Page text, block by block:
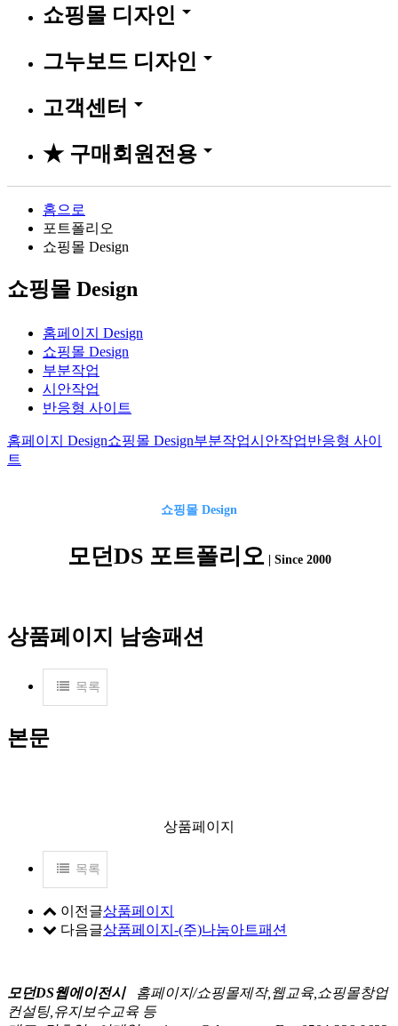
쇼핑몰 디자인 arrow_drop_down
그누보드 디자인 arrow_drop_down
고객센터 arrow_drop_down
★ 구매회원전용 arrow_drop_down
홈으로
포트폴리오
쇼핑몰 Design
쇼핑몰 Design
홈페이지 Design
쇼핑몰 Design
부분작업
시안작업
반응형 사이트
홈페이지 Design쇼핑몰 Design부분작업시안작업반응형 사이
트
쇼핑몰 Design
모던DS 포트폴리오 | Since 2000
상품페이지 남송패션
목록
본문
상품페이지
목록
이전글상품페이지
다음글상품페이지-(주)나눔아트패션
모던DS웹에이전시홈페이지/쇼핑몰제작,웹교육,쇼핑몰창업
컨설팅,유지보수교육 등